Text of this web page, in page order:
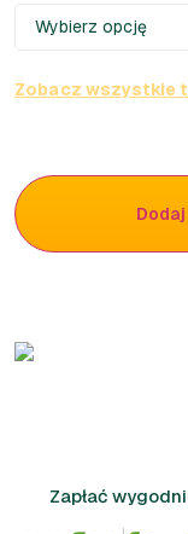
Zobacz wszystkie
Zapłać